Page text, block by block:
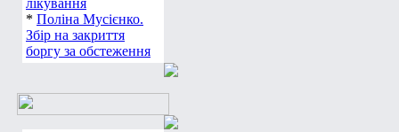
лікування
* Поліна Мусієнко.
Збір на закриття
боргу за обстеження